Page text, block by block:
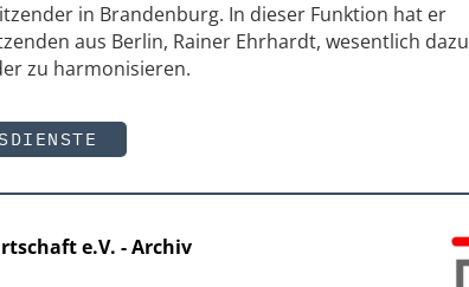
in Brandenburg. In dieser Funktion hat er
aus Berlin, Rainer Ehrhardt, wesentlich dazu
zu harmonisieren.
e.V. - Archiv